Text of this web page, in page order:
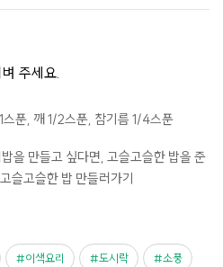
주세요.
스푼, 깨 1/2스푼, 참기름 1/4스푼
을 만들고 싶다면, 고슬고슬한 밥을 준
슬고슬한 밥 만들러가기
이색요리 도시락 소풍